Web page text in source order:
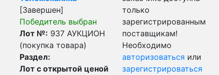
[Завершен]
Победитель выбран
Лот №: 937 АУКЦИОН
(покупка товара)
Раздел:
Лот с открытой ценой
только
зарегистрированным
поставщикам!
Необходимо
авторизоваться или
зарегистрироваться